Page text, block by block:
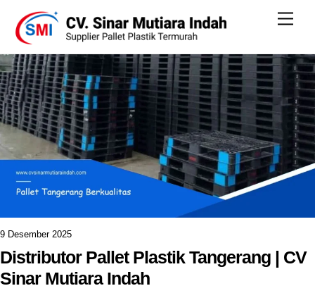
content
9 Desember 2025
Distributor Pallet Plastik Tangerang | CV
Sinar Mutiara Indah